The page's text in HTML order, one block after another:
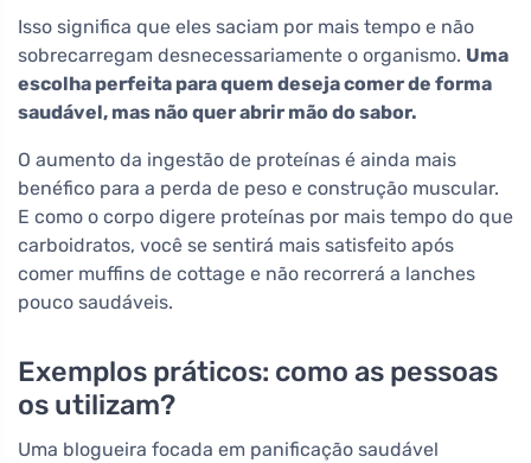
Isso significa que eles saciam por mais tempo e não
sobrecarregam desnecessariamente o organismo. Uma
escolha perfeita para quem deseja comer de forma
saudável, mas não quer abrir mão do sabor.
O aumento da ingestão de proteínas é ainda mais
benéfico para a perda de peso e construção muscular.
E como o corpo digere proteínas por mais tempo do que
carboidratos, você se sentirá mais satisfeito após
comer muffins de cottage e não recorrerá a lanches
pouco saudáveis.
Exemplos práticos: como as pessoas
os utilizam?
Uma blogueira focada em panificação saudável